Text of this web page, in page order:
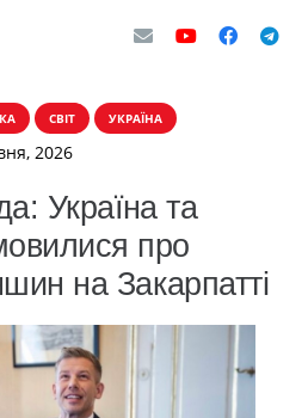
СВІТ УКРАЇНА
2026
Україна та
про
на Закарпатті